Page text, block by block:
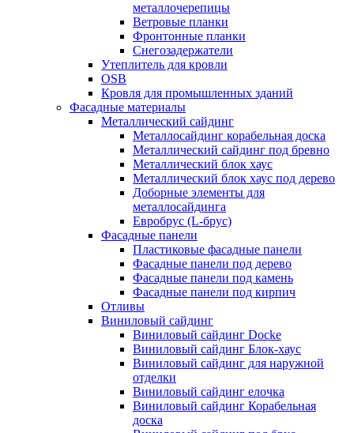
металлочерепицы
Ветровые планки
Фронтонные планки
Снегозадержатели
Утеплитель для кровли
OSB
Кровля для промышленных зданий
Фасадные материалы
Металлический сайдинг
Металлосайдинг корабельная доска
Металлический сайдинг под бревно
Металлический блок хаус
Металлический блок хаус под дерево
Доборные элементы для
металлосайдинга
Евробрус (L-брус)
Фасадные панели
Пластиковые фасадные панели
Фасадные панели под дерево
Фасадные панели под камень
Фасадные панели под кирпич
Отливы
Виниловый сайдинг
Виниловый сайдинг Docke
Виниловый сайдинг Блок-хаус
Виниловый сайдинг для наружной
отделки
Виниловый сайдинг елочка
Виниловый сайдинг Корабельная
доска